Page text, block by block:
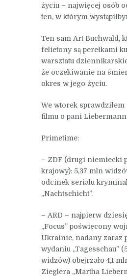
życiu – najwięcej osób
ten, w którym
Ten sam Art Buchwald,
felietony są perełkami
warsztatu
że oczekiwanie na
okres w jego życiu.
We wtorek sprawdziłem
filmu o pani
Primetime:
– ZDF (drugi niemiecki
krajowy): 5,37 mln
odcinek serialu
„Nachtschicht”.
– ARD – najpierw
„Focus” poświęcony
Ukrainie, nadany zaraz
wydaniu „Tagesschau”
widzów) obejrzało 4,1
Zieglera „Martha